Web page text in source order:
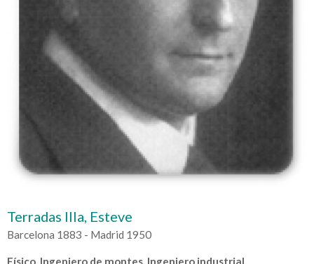
Terradas Illa, Esteve
Barcelona 1883 - Madrid 1950
Físico, Ingeniero de montes, Ingeniero industrial,